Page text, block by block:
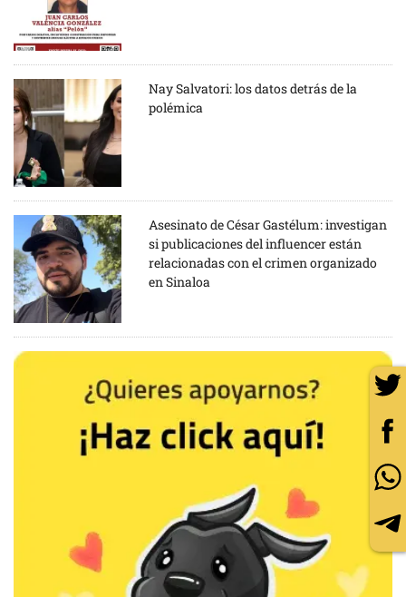
Nay Salvatori: los datos detrás de la
polémica
Asesinato de César Gastélum: investigan
si publicaciones del influencer están
relacionadas con el crimen organizado
en Sinaloa